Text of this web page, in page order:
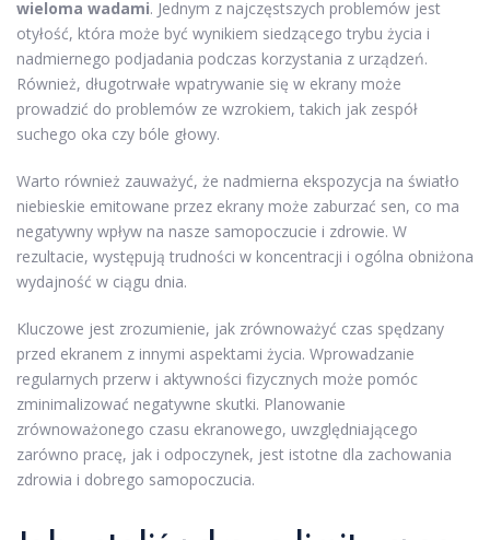
wieloma wadami. Jednym z najczęstszych problemów jest
otyłość, która może być wynikiem siedzącego trybu życia i
nadmiernego podjadania podczas korzystania z urządzeń.
Również, długotrwałe wpatrywanie się w ekrany może
prowadzić do problemów ze wzrokiem, takich jak zespół
suchego oka czy bóle głowy.
Warto również zauważyć, że nadmierna ekspozycja na światło
niebieskie emitowane przez ekrany może zaburzać sen, co ma
negatywny wpływ na nasze samopoczucie i zdrowie. W
rezultacie, występują trudności w koncentracji i ogólna obniżona
wydajność w ciągu dnia.
Kluczowe jest zrozumienie, jak zrównoważyć czas spędzany
przed ekranem z innymi aspektami życia. Wprowadzanie
regularnych przerw i aktywności fizycznych może pomóc
zminimalizować negatywne skutki. Planowanie
zrównoważonego czasu ekranowego, uwzględniającego
zarówno pracę, jak i odpoczynek, jest istotne dla zachowania
zdrowia i dobrego samopoczucia.